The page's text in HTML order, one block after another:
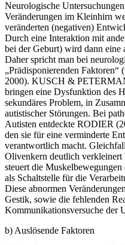
Neurologische
Veränderungen im Kleinhirn
veränderten (negativen)
Durch eine Interaktion mit
bei der Geburt) wird dann eine
Daher spricht man bei
„Prädisponierenden
2000). KUSCH &
bringen eine Dysfunktion des
sekundäres Problem, in
autistischer Störungen. Bei
Autisten entdeckte RODIER
den sie für eine verminderte
verantwortlich macht.
Olivenkern deutlich
steuert die
als Schaltstelle für die
Diese abnormen
Gestik, sowie die fehlenden
Kommunikationsversuche der
b) Auslösende Faktoren